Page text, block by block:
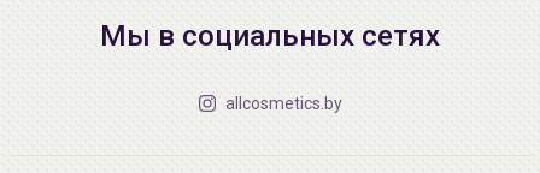
Мы в социальных сетях
allcosmetics.by